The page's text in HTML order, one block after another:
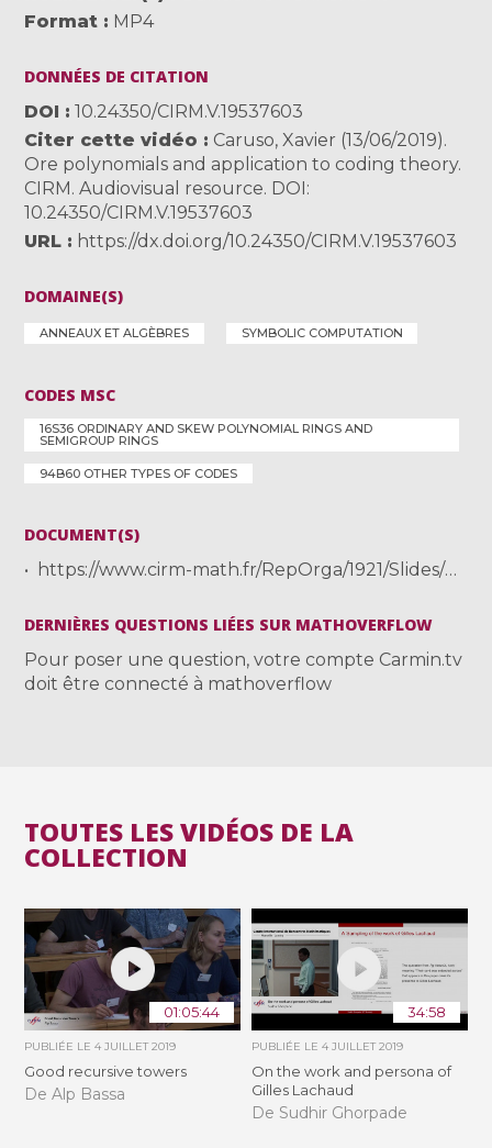
Format
MP4
DONNÉES DE CITATION
DOI
10.24350/CIRM.V.19537603
Citer cette vidéo
Caruso, Xavier (13/06/2019).
Ore polynomials and application to coding theory.
CIRM. Audiovisual resource. DOI:
10.24350/CIRM.V.19537603
URL
https://dx.doi.org/10.24350/CIRM.V.19537603
DOMAINE(S)
ANNEAUX ET ALGÈBRES SYMBOLIC COMPUTATION
CODES MSC
16S36 ORDINARY AND SKEW POLYNOMIAL RINGS AND
SEMIGROUP RINGS
94B60 OTHER TYPES OF CODES
DOCUMENT(S)
https://www.cirm-math.fr/RepOrga/1921/Slides/Caruso.pdf
DERNIÈRES QUESTIONS LIÉES SUR MATHOVERFLOW
Pour poser une question, votre compte Carmin.tv
doit être connecté à mathoverflow
TOUTES LES VIDÉOS DE LA
COLLECTION
01:05:44
PUBLIÉE LE4 JUILLET 2019
Good recursive towers
De Alp Bassa
34:58
PUBLIÉE LE 4 JUILLET 2019
On the work and persona of
Gilles Lachaud
De Sudhir Ghorpade